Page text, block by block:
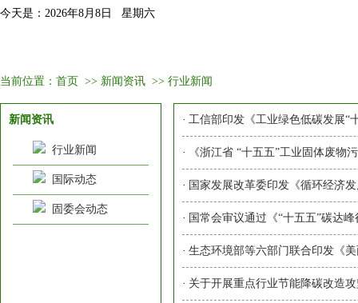
今天是：2026年8月8日 星期六
当前位置： 首页 >> 新闻资讯 >> 行业新闻
新闻资讯
行业新闻
国际动态
固委会动态
· 工信部印发《工业绿色低碳发展“
· 《浙江省 “十五五”工业固体废物
· 国家发展改革委印发《循环经济
· 国常会审议通过《“十五五”碳达
· 生态环境部等六部门联合印发《
· 关于开展重点行业节能降碳改造